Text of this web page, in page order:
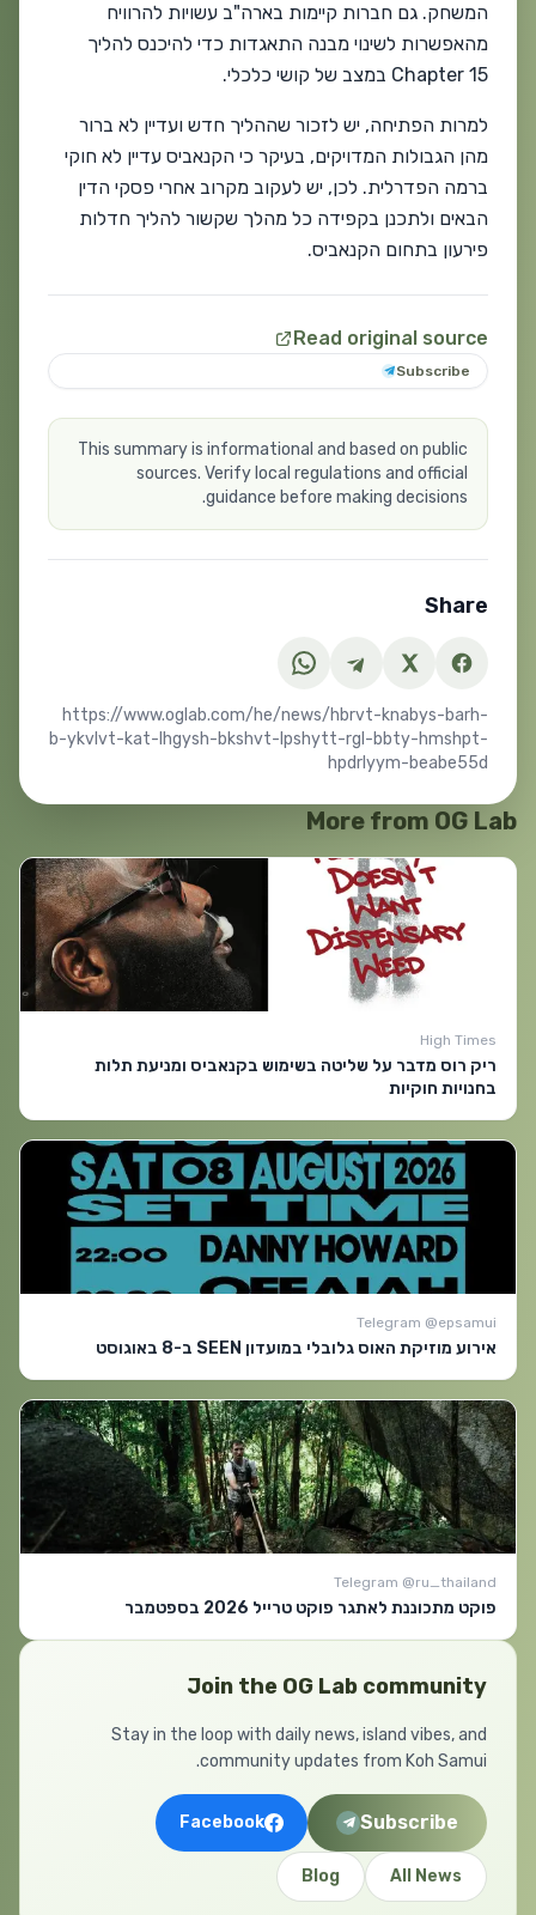
המשחק. גם חברות קיימות בארה"ב עשויות להרוויח
מהאפשרות לשינוי מבנה התאגדות כדי להיכנס להליך
Chapter 15 במצב של קושי כלכלי.
למרות הפתיחה, יש לזכור שההליך חדש ועדיין לא ברור
מהן הגבולות המדויקים, בעיקר כי הקנאביס עדיין לא חוקי
ברמה הפדרלית. לכן, יש לעקוב מקרוב אחרי פסקי הדין
הבאים ולתכנן בקפידה כל מהלך שקשור להליך חדלות
פירעון בתחום הקנאביס.
Read original source
Subscribe
This summary is informational and based on public
sources. Verify local regulations and official
guidance before making decisions.
Share
https://www.oglab.com/he/news/hbrvt-knabys-barh-
b-ykvlvt-kat-lhgysh-bkshvt-lpshytt-rgl-bbty-hmshpt-
hpdrlyym-beabe55d
More from OG Lab
High Times
ריק רוס מדבר על שליטה בשימוש בקנאביס ומניעת תלות
בחנויות חוקיות
Telegram @epsamui
אירוע מוזיקת האוס גלובלי במועדון SEEN ב-8 באוגוסט
Telegram @ru_thailand
פוקט מתכוננת לאתגר פוקט טרייל 2026 בספטמבר
Join the OG Lab community
Stay in the loop with daily news, island vibes, and
community updates from Koh Samui.
Subscribe
Facebook
All News
Blog